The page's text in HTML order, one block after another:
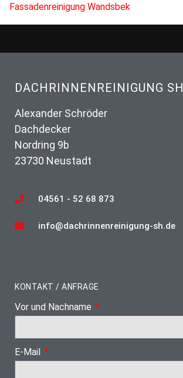
Fassadenreinigung Wandsbek
DACHRINNENREINIGUNG SH
Alexander Schröder
Dachdecker
Nordring 9b
23730 Neustadt
04561 - 52 68 873
info@dachrinnenreinigung-sh.de
KONTAKT / ANFRAGE
Vor und Nachname
E-Mail